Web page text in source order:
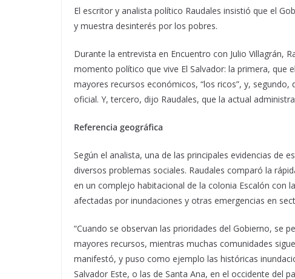
El escritor y analista político Raudales insistió que el
y muestra desinterés por los pobres.
Durante la entrevista en Encuentro con Julio Villagrán,
momento político que vive El Salvador: la primera, que
mayores recursos económicos, “los ricos”, y,
oficial. Y, tercero, dijo Raudales, que la actual
Referencia geográfica
Según el analista, una de las principales evidencias de
diversos problemas sociales. Raudales comparó la
en un complejo habitacional de la colonia Escalón con
afectadas por inundaciones y otras emergencias en
“Cuando se observan las prioridades del Gobierno, se
mayores recursos, mientras muchas comunidades
manifestó, y puso como ejemplo las históricas
Salvador Este, o las de Santa Ana, en el occidente del